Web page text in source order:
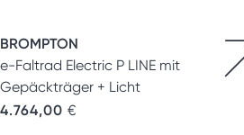
BROMPTON
e-Faltrad Electric P LINE mit
Gepäckträger + Licht
4.764,00 €